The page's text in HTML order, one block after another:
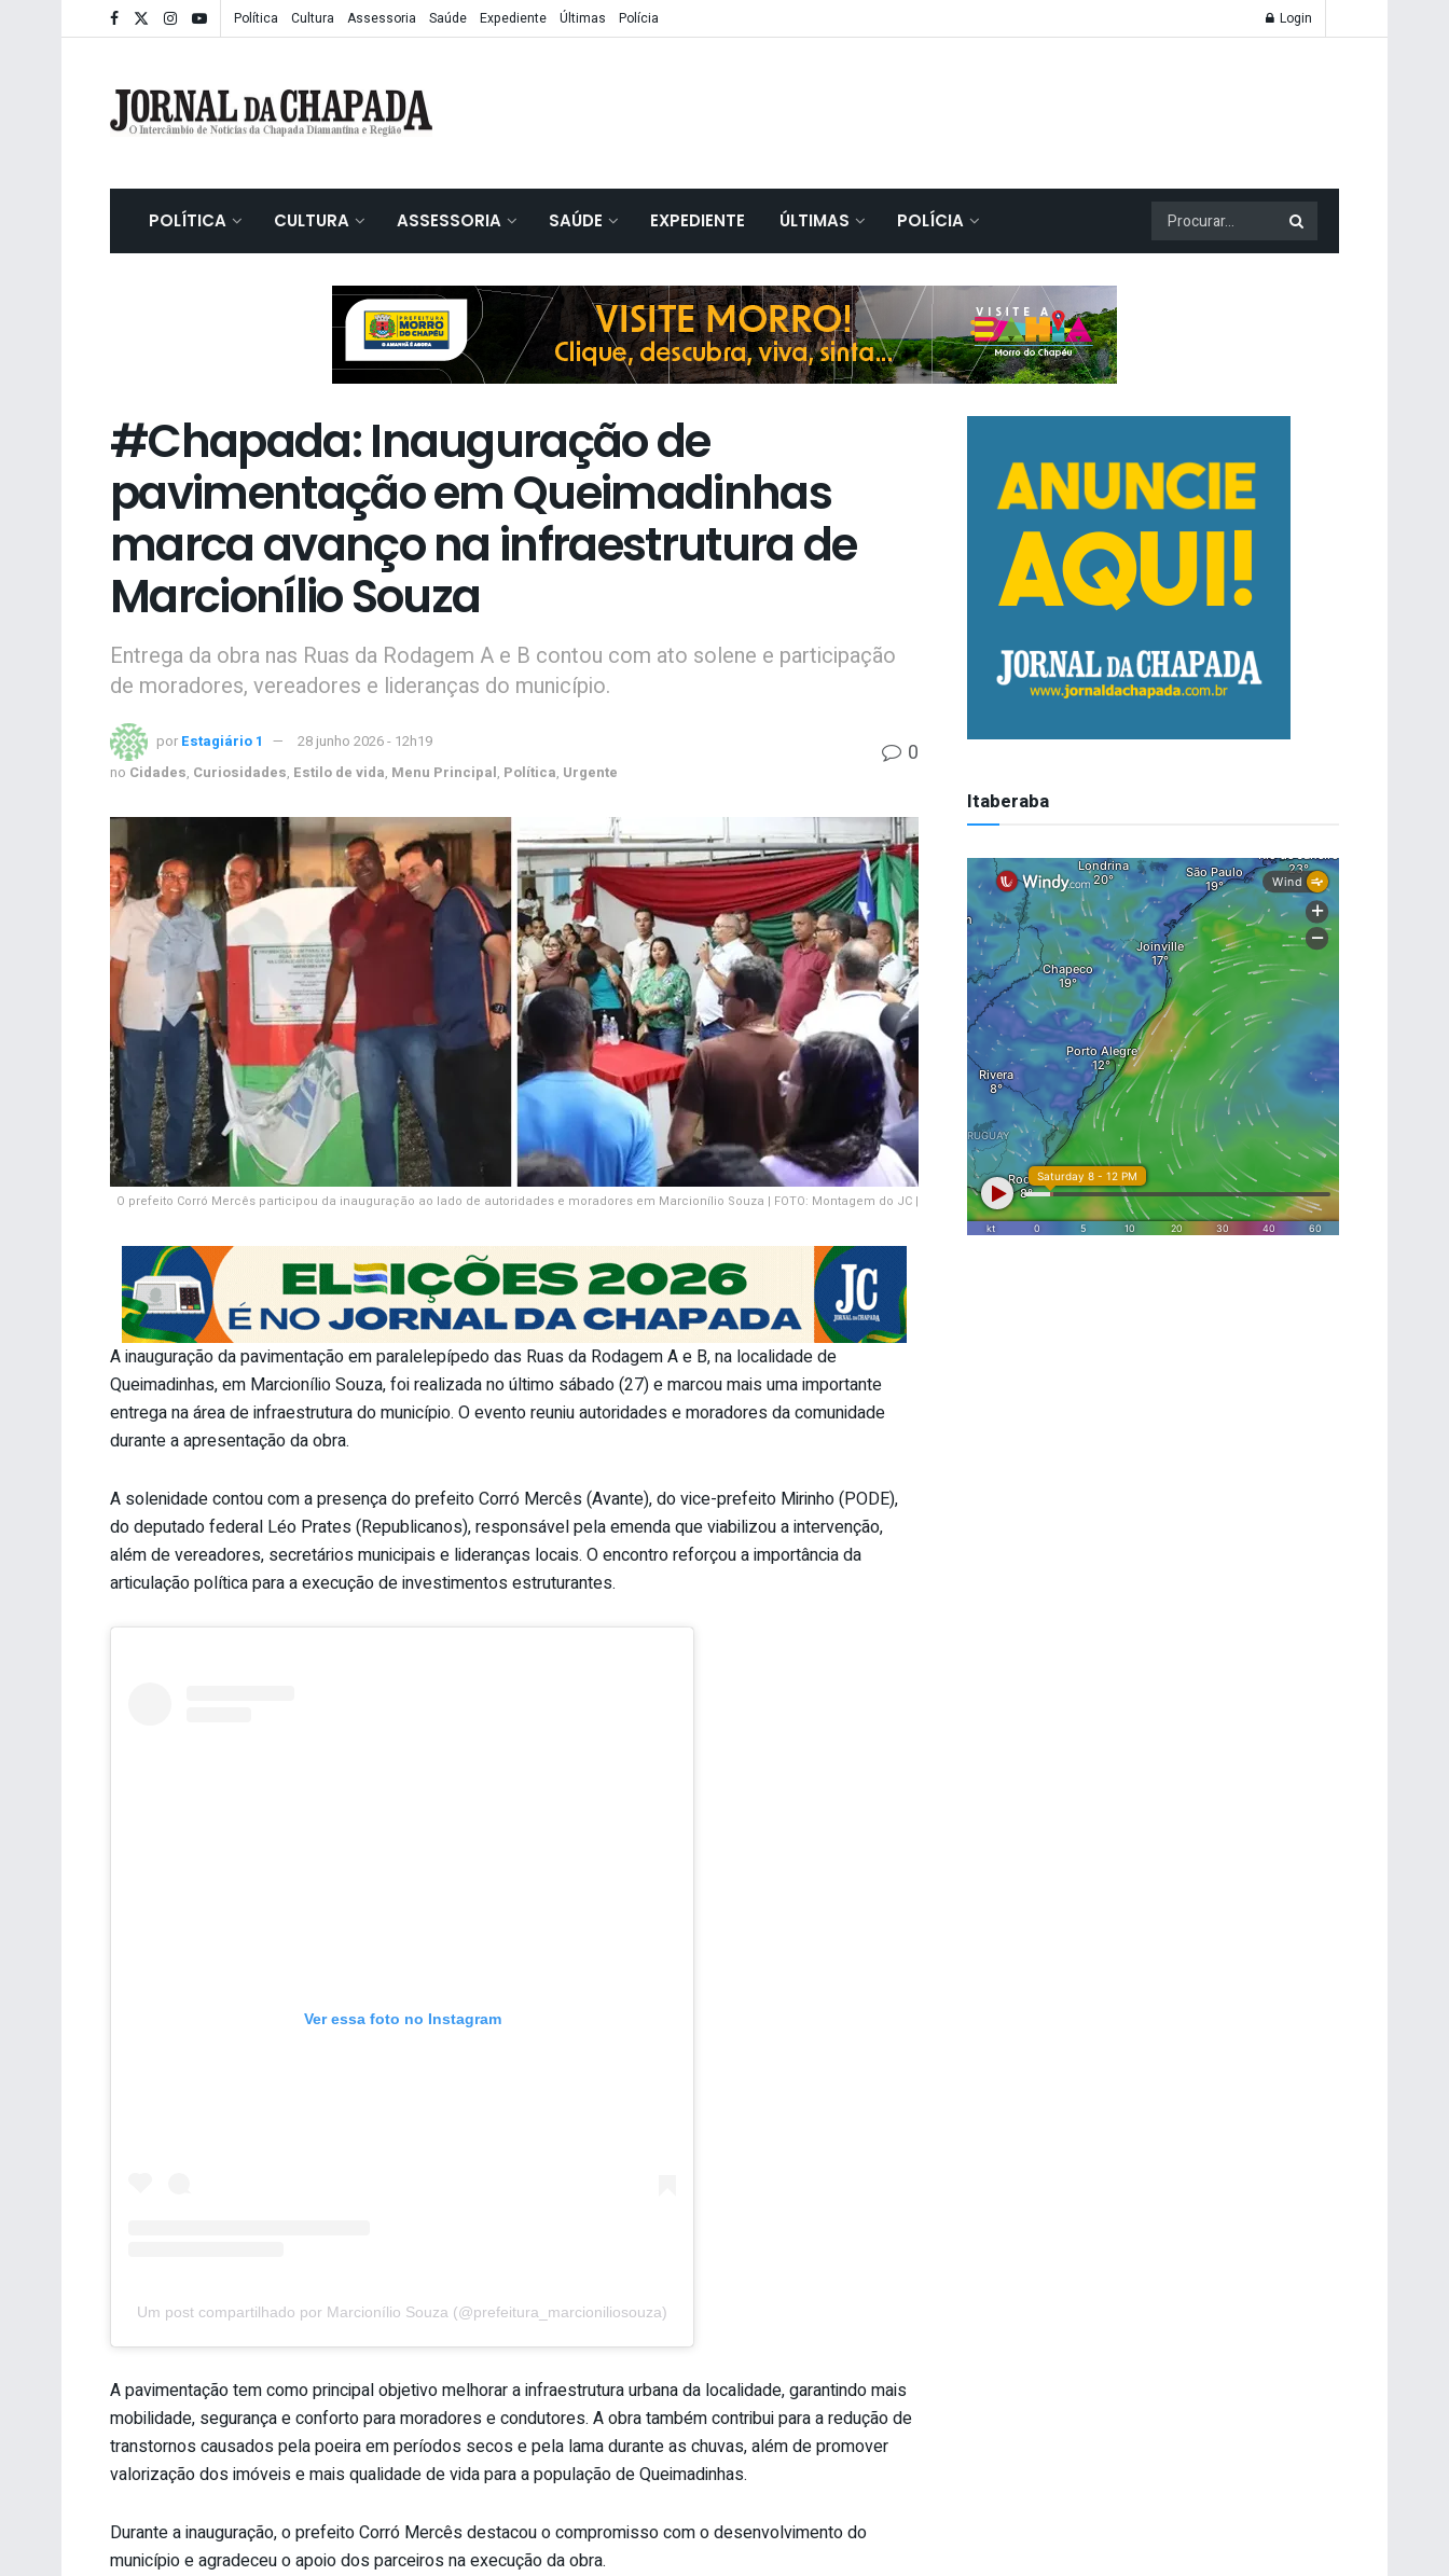
Política Cultura Assessoria Saúde Expediente Últimas Polícia Login
POLÍTICA CULTURA ASSESSORIA SAÚDE EXPEDIENTE ÚLTIMAS POLÍCIA
#Chapada: Inauguração de
pavimentação em Queimadinhas
marca avanço na infraestrutura de
Marcionílio Souza
Entrega da obra nas Ruas da Rodagem A e B contou com ato solene e participação
de moradores, vereadores e lideranças do município.
por Estagiário 1
28 junho 2026 - 12h19
no Cidades, Curiosidades, Estilo de vida, Menu Principal, Política, Urgente
0
O prefeito Corró Mercês participou da inauguração ao lado de autoridades e moradores em Marcionílio Souza | FOTO: Montagem do JC |
A inauguração da pavimentação em paralelepípedo das Ruas da Rodagem A e B, na localidade de
Queimadinhas, em Marcionílio Souza, foi realizada no último sábado (27) e marcou mais uma importante
entrega na área de infraestrutura do município. O evento reuniu autoridades e moradores da comunidade
durante a apresentação da obra.
A solenidade contou com a presença do prefeito Corró Mercês (Avante), do vice-prefeito Mirinho (PODE),
do deputado federal Léo Prates (Republicanos), responsável pela emenda que viabilizou a intervenção,
além de vereadores, secretários municipais e lideranças locais. O encontro reforçou a importância da
articulação política para a execução de investimentos estruturantes.
Ver essa foto no Instagram
Um post compartilhado por Marcionílio Souza (@prefeitura_marcioniliosouza)
A pavimentação tem como principal objetivo melhorar a infraestrutura urbana da localidade, garantindo mais
mobilidade, segurança e conforto para moradores e condutores. A obra também contribui para a redução de
transtornos causados pela poeira em períodos secos e pela lama durante as chuvas, além de promover
valorização dos imóveis e mais qualidade de vida para a população de Queimadinhas.
Durante a inauguração, o prefeito Corró Mercês destacou o compromisso com o desenvolvimento do
município e agradeceu o apoio dos parceiros na execução da obra.
Itaberaba